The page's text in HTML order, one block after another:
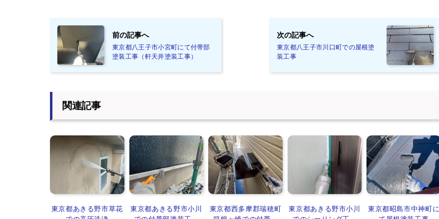
前の記事へ
東京都八王子市小宮町にて付帯部
塗装工事（軒天井塗装工事）
次の記事へ
東京都八王子市川口町での屋根塗
装工事
関連記事
東京都あきる野市草花
東京都あきる野市小川
東京都西多摩郡瑞穂町
東京都あきる野市小川
東京都昭島市中神町